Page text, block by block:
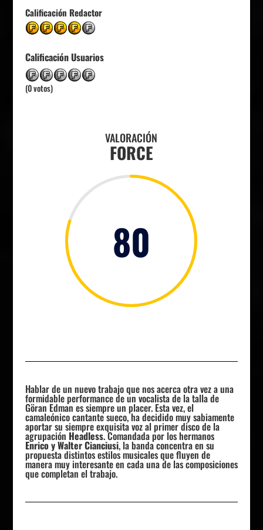
Calificación Redactor
Calificación Usuarios
(0 votos)
VALORACIÓN
FORCE
80
Hablar de un nuevo trabajo que nos acerca otra vez a una
formidable performance de un vocalista de la talla de
Göran Edman es siempre un placer. Esta vez, el
camaleónico cantante sueco, ha decidido muy sabiamente
aportar su siempre exquisita voz al primer disco de la
agrupación Headless. Comandada por los hermanos
Enrico y Walter Cianciusi, la banda concentra en su
propuesta distintos estilos musicales que fluyen de
manera muy interesante en cada una de las composiciones
que completan el trabajo.